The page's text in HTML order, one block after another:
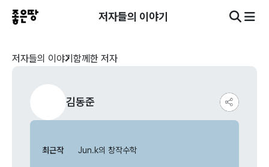
저자들의 이야기
저자들의 이야기 함께한 저자
김동준
최근작 Jun.k의 창작수학